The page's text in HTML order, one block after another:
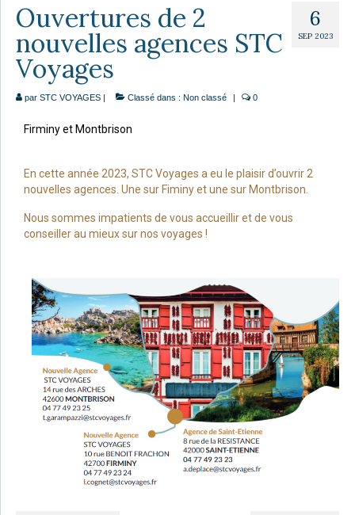
6
SEP 2023
Ouvertures de 2
nouvelles agences STC
Voyages
par STC VOYAGES | Classé dans : Non classé | 0
Firminy et Montbrison
En cette année 2023, STC Voyages a eu le plaisir d’ouvrir 2
nouvelles agences. Une sur Fiminy et une sur Montbrison.
Nous sommes impatients de vous accueillir et de vous
conseiller au mieux sur nos voyages !